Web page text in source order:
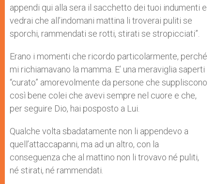
appendi qui alla sera il sacchetto dei tuoi indumenti e
vedrai che all’indomani mattina li troverai puliti se
sporchi, rammendati se rotti, stirati se stropicciati”.
Erano i momenti che ricordo particolarmente, perché
mi richiamavano la mamma. E’ una meraviglia saperti
“curato” amorevolmente da persone che suppliscono
così bene colei che avevi sempre nel cuore e che,
per seguire Dio, hai posposto a Lui.
Qualche volta sbadatamente non li appendevo a
quell’attaccapanni, ma ad un altro, con la
conseguenza che al mattino non li trovavo né puliti,
né stirati, né rammendati.